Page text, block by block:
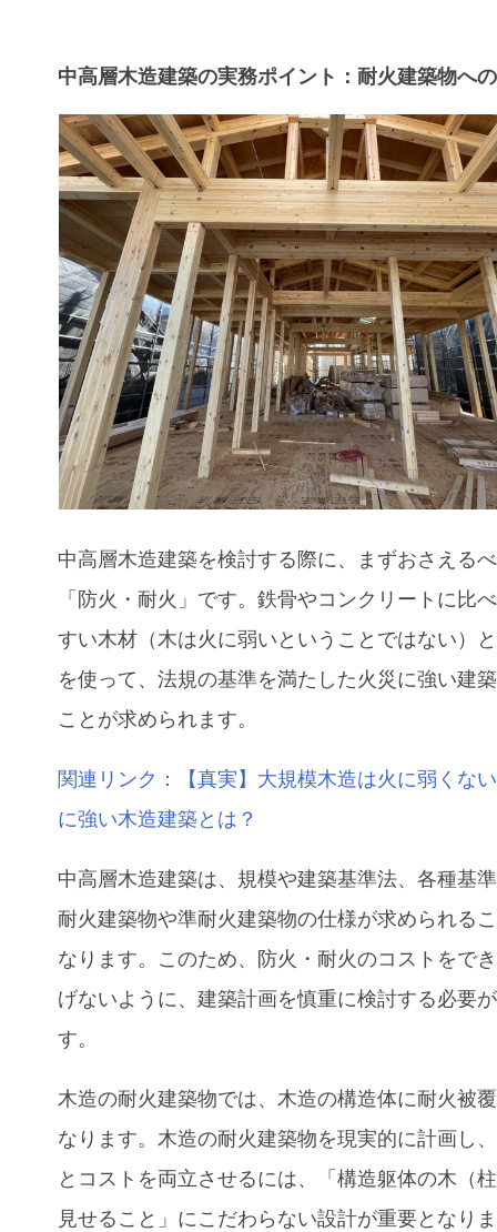
中高層木造建築の実務ポイント：耐火建築物へ
中高層木造建築を検討する際に、まずおさえる
「防火・耐火」です。鉄骨やコンクリートに比
すい木材（木は火に弱いということではない）
を使って、法規の基準を満たした火災に強い建
ことが求められます。
関連リンク：【真実】大規模木造は火に弱くな
に強い木造建築とは？
中高層木造建築は、規模や建築基準法、各種基
耐火建築物や準耐火建築物の仕様が求められる
なります。このため、防火・耐火のコストをで
げないように、建築計画を慎重に検討する必要
す。
木造の耐火建築物では、木造の構造体に耐火被
なります。木造の耐火建築物を現実的に計画し
とコストを両立させるには、「構造躯体の木（
見せること」にこだわらない設計が重要となり